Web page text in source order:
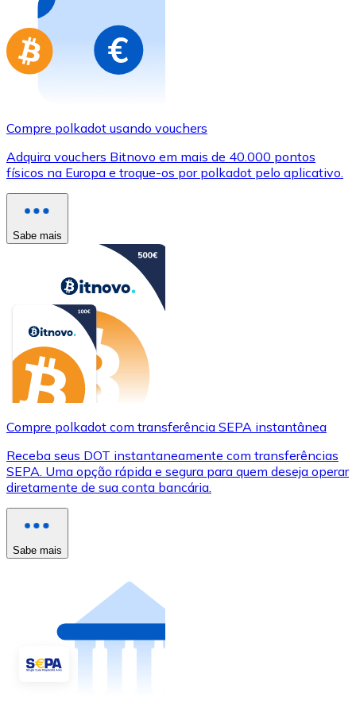
Compre polkadot usando vouchers
Adquira vouchers Bitnovo em mais de 40.000 pontos
físicos na Europa e troque-os por polkadot pelo aplicativo.
Sabe mais
Compre polkadot com transferência SEPA instantânea
Receba seus DOT instantaneamente com transferências
SEPA. Uma opção rápida e segura para quem deseja operar
diretamente de sua conta bancária.
Sabe mais